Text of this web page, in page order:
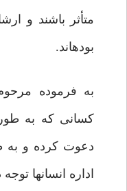
متأثر باشند و
بوده‏اند.
به فرموده
کسانى که به طور
دعوت کرده و به
اداره انسان‏ها